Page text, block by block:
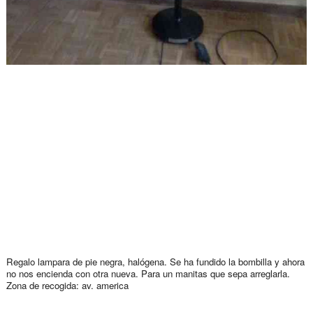
Regalo lampara de pie negra, halógena. Se ha fundido la bombilla y ahora
no nos encienda con otra nueva. Para un manitas que sepa arreglarla.
Zona de recogida: av. america